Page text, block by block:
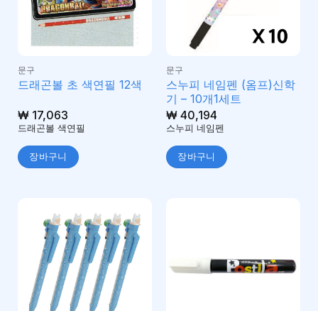
문구
드래곤볼 초 색연필 12색
₩17,063
드래곤볼 색연필
장바구니
문구
스누피 네임펜 (옴프)신학
기 – 10개1세트
₩40,194
스누피 네임펜
장바구니